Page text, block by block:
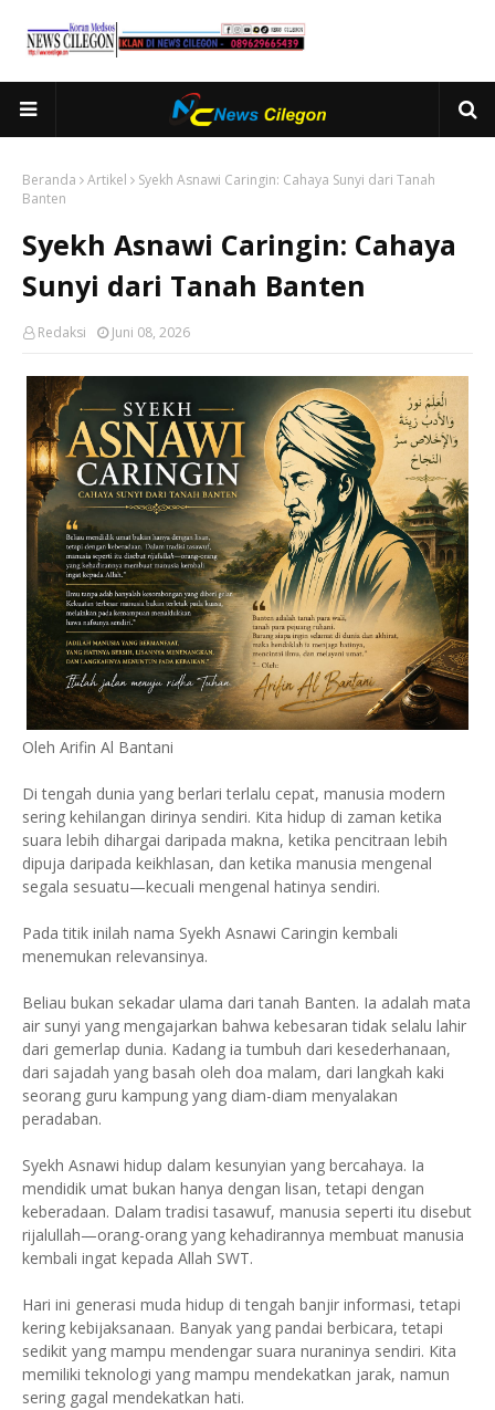
Beranda Artikel
Syekh Asnawi Caringin: Cahaya Sunyi dari Tanah
Banten
Syekh Asnawi Caringin: Cahaya
Sunyi dari Tanah Banten
Redaksi Juni 08, 2026
Oleh Arifin Al Bantani
Di tengah dunia yang berlari terlalu cepat, manusia modern
sering kehilangan dirinya sendiri. Kita hidup di zaman ketika
suara lebih dihargai daripada makna, ketika pencitraan lebih
dipuja daripada keikhlasan, dan ketika manusia mengenal
segala sesuatu—kecuali mengenal hatinya sendiri.
Pada titik inilah nama Syekh Asnawi Caringin kembali
menemukan relevansinya.
Beliau bukan sekadar ulama dari tanah Banten. Ia adalah mata
air sunyi yang mengajarkan bahwa kebesaran tidak selalu lahir
dari gemerlap dunia. Kadang ia tumbuh dari kesederhanaan,
dari sajadah yang basah oleh doa malam, dari langkah kaki
seorang guru kampung yang diam-diam menyalakan
peradaban.
Syekh Asnawi hidup dalam kesunyian yang bercahaya. Ia
mendidik umat bukan hanya dengan lisan, tetapi dengan
keberadaan. Dalam tradisi tasawuf, manusia seperti itu disebut
rijalullah—orang-orang yang kehadirannya membuat manusia
kembali ingat kepada Allah SWT.
Hari ini generasi muda hidup di tengah banjir informasi, tetapi
kering kebijaksanaan. Banyak yang pandai berbicara, tetapi
sedikit yang mampu mendengar suara nuraninya sendiri. Kita
memiliki teknologi yang mampu mendekatkan jarak, namun
sering gagal mendekatkan hati.